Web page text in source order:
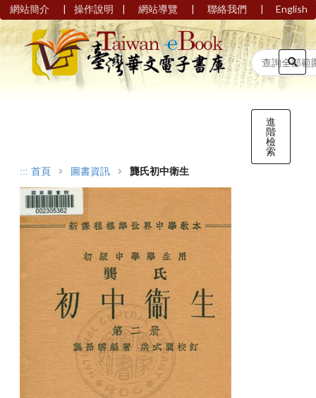
網站簡介 | 操作說明 | 網站導覽 | 聯絡我們 | English
進
階
檢
索
::: 首頁 圖書資訊 龔氏初中衛生